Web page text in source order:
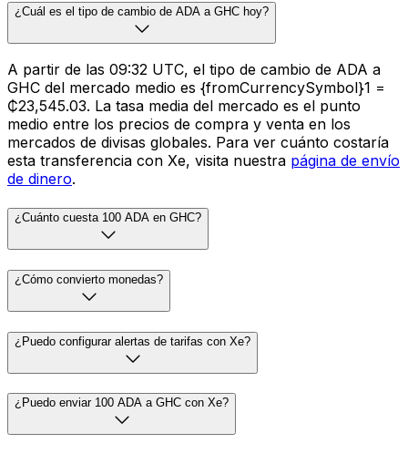
¿Cuál es el tipo de cambio de ADA a GHC hoy?
A partir de las 09:32 UTC, el tipo de cambio de ADA a
GHC del mercado medio es {fromCurrencySymbol}1 =
₵23,545.03. La tasa media del mercado es el punto
medio entre los precios de compra y venta en los
mercados de divisas globales. Para ver cuánto costaría
esta transferencia con Xe, visita nuestra página de envío
de dinero.
¿Cuánto cuesta 100 ADA en GHC?
¿Cómo convierto monedas?
¿Puedo configurar alertas de tarifas con Xe?
¿Puedo enviar 100 ADA a GHC con Xe?